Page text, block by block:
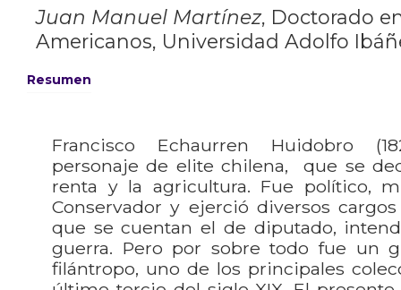
Juan Manuel Martínez, Doctorado
Americanos, Universidad Adolfo
Resumen
Francisco Echaurren Huidobro
personaje de elite chilena, que se
renta y la agricultura. Fue político,
Conservador y ejerció diversos
que se cuentan el de diputado,
guerra. Pero por sobre todo fue un
filántropo, uno de los principales